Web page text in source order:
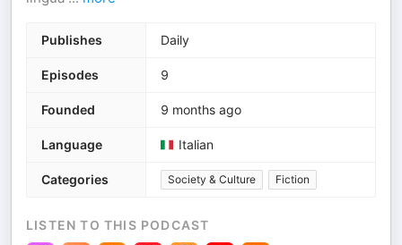
Publishes Daily
Episodes 9
Founded 9 months ago
Language Italian
Categories Society & Culture Fiction
LISTEN TO THIS PODCAST